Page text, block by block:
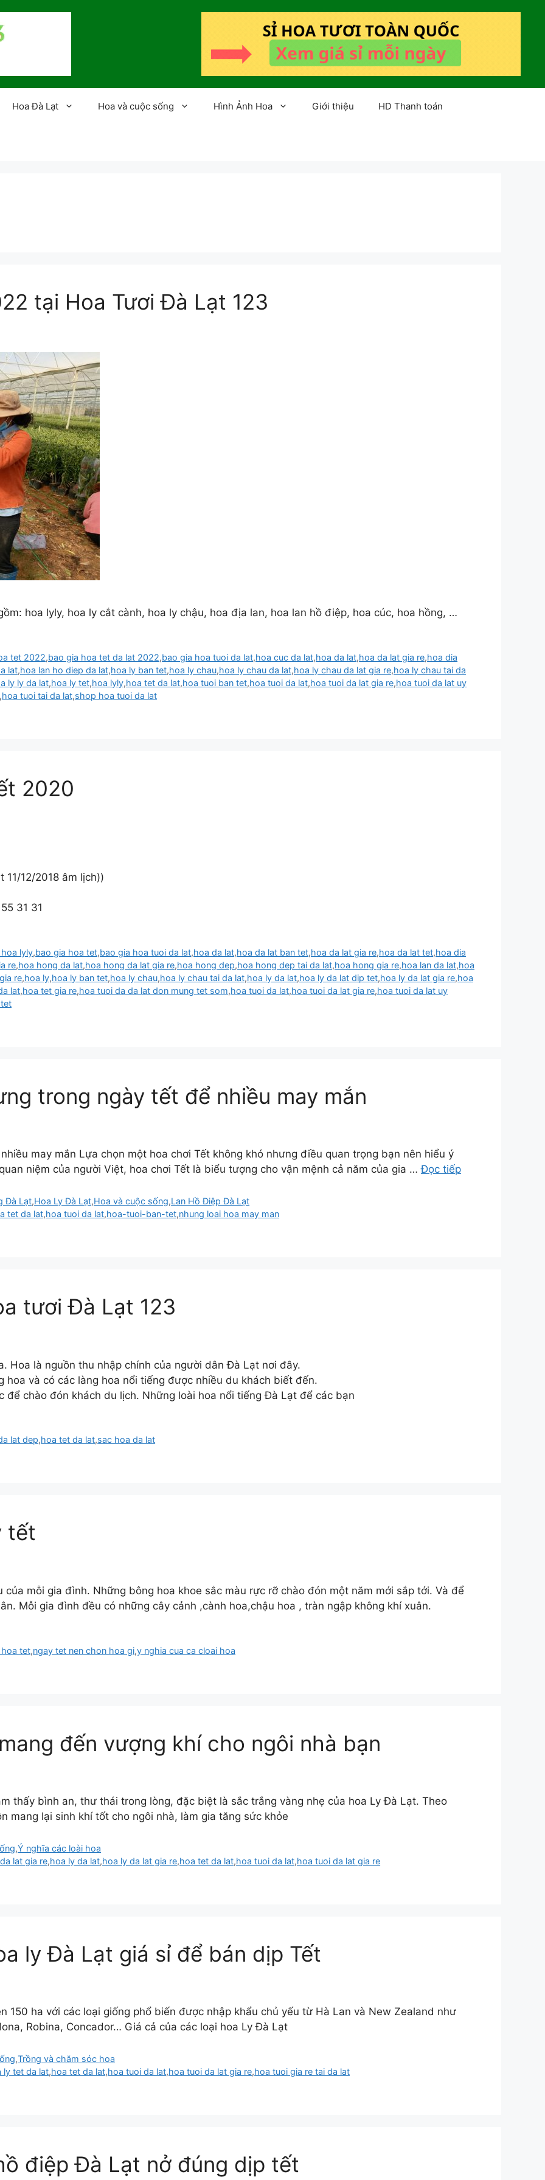
Hoa Đà Lạt Hoa và cuộc sống Hình Ảnh Hoa Giới thiệu HD Thanh toán
tại Hoa Tươi Đà Lạt 123
hoa lyly, hoa ly cắt cành, hoa ly chậu, hoa địa lan, hoa lan hồ điệp, hoa cúc, hoa hồng, …
tet 2022,bao gia hoa tet da lat 2022,bao gia hoa tuoi da lat,hoa cuc da lat,hoa da lat,hoa da lat gia re,hoa dia
lat,hoa lan ho diep da lat,hoa ly ban tet,hoa ly chau,hoa ly chau da lat,hoa ly chau da lat gia re,hoa ly chau tai da
ly ly da lat,hoa ly tet,hoa lyly,hoa tet da lat,hoa tuoi ban tet,hoa tuoi da lat,hoa tuoi da lat gia re,hoa tuoi da lat uy
,hoa tuoi tai da lat,shop hoa tuoi da lat
2020
12/2018 âm lịch))
31 31
lyly,bao gia hoa tet,bao gia hoa tuoi da lat,hoa da lat,hoa da lat ban tet,hoa da lat gia re,hoa da lat tet,hoa dia
re,hoa hong da lat,hoa hong da lat gia re,hoa hong dep,hoa hong dep tai da lat,hoa hong gia re,hoa lan da lat,hoa
re,hoa ly,hoa ly ban tet,hoa ly chau,hoa ly chau tai da lat,hoa ly da lat,hoa ly da lat dip tet,hoa ly da lat gia re,hoa
lat,hoa tet gia re,hoa tuoi da da lat don mung tet som,hoa tuoi da lat,hoa tuoi da lat gia re,hoa tuoi da lat uy
trong ngày tết để nhiều may mắn
may mắn Lựa chọn một hoa chơi Tết không khó nhưng điều quan trọng bạn nên hiểu ý
niệm của người Việt, hoa chơi Tết là biểu tượng cho vận mệnh cả năm của gia …Đọc tiếp
Đà Lạt,Hoa Ly Đà Lạt,Hoa và cuộc sống,Lan Hồ Điệp Đà Lạt
tet da lat,hoa tuoi da lat,hoa-tuoi-ban-tet,nhung loai hoa may man
tươi Đà Lạt 123
Hoa là nguồn thu nhập chính của người dân Đà Lạt nơi đây.
và có các làng hoa nổi tiếng được nhiều du khách biết đến.
để chào đón khách du lịch. Những loài hoa nổi tiếng Đà Lạt để các bạn
lat dep,hoa tet da lat,sac hoa da lat
tết
mỗi gia đình. Những bông hoa khoe sắc màu rực rỡ chào đón một năm mới sắp tới. Và để
Mỗi gia đình đều có những cây cảnh ,cành hoa,chậu hoa , tràn ngập không khí xuân.
hoa tet,ngay tet nen chon hoa gi,y nghia cua ca cloai hoa
đến vượng khí cho ngôi nhà bạn
thấy bình an, thư thái trong lòng, đặc biệt là sắc trắng vàng nhẹ của hoa Ly Đà Lạt. Theo
mang lại sinh khí tốt cho ngôi nhà, làm gia tăng sức khỏe
,Ý nghĩa các loài hoa
lat gia re,hoa ly da lat,hoa ly da lat gia re,hoa tet da lat,hoa tuoi da lat,hoa tuoi da lat gia re
ly Đà Lạt giá sỉ để bán dịp Tết
150 ha với các loại giống phổ biến được nhập khẩu chủ yếu từ Hà Lan và New Zealand như
Robina, Concador… Giá cả của các loại hoa Ly Đà Lạt
,Trồng và chăm sóc hoa
ly tet da lat,hoa tet da lat,hoa tuoi da lat,hoa tuoi da lat gia re,hoa tuoi gia re tai da lat
điệp Đà Lạt nở đúng dịp tết